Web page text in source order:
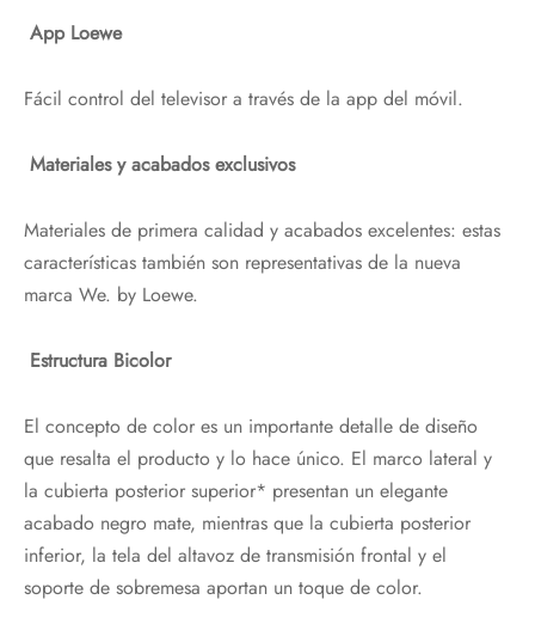
App Loewe
Fácil control del televisor a través de la app del móvil.
Materiales y acabados exclusivos
Materiales de primera calidad y acabados excelentes: estas
características también son representativas de la nueva
marca We. by Loewe.
Estructura Bicolor
El concepto de color es un importante detalle de diseño
que resalta el producto y lo hace único. El marco lateral y
la cubierta posterior superior* presentan un elegante
acabado negro mate, mientras que la cubierta posterior
inferior, la tela del altavoz de transmisión frontal y el
soporte de sobremesa aportan un toque de color.